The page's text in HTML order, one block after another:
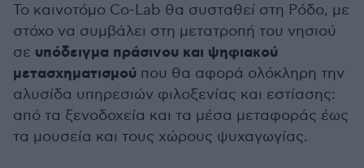
Το καινοτόμο Co-Lab θα συσταθεί στη Ρόδο, με
στόχο να συμβάλει στη μετατροπή του νησιού
σε υπόδειγμα πράσινου και ψηφιακού
μετασχηματισμού που θα αφορά ολόκληρη την
αλυσίδα υπηρεσιών φιλοξενίας και εστίασης:
από τα ξενοδοχεία και τα μέσα μεταφοράς έως
τα μουσεία και τους χώρους ψυχαγωγίας.